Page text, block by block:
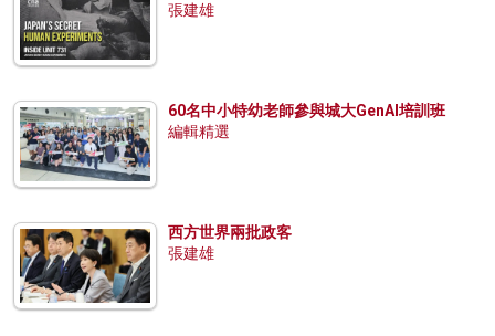
張建雄
60名中小特幼老師參與城大GenAI培訓班
編輯精選
西方世界兩批政客
張建雄